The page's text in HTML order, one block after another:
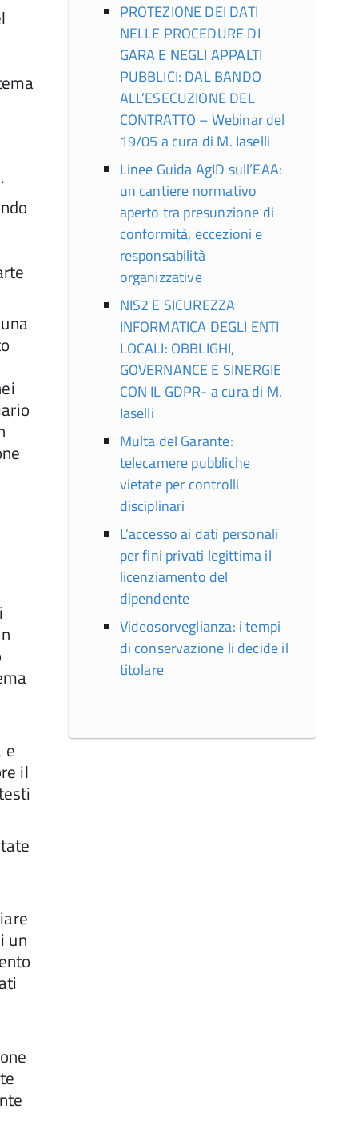
e
il
un
PROTEZIONE DEI DATI
NELLE PROCEDURE DI
GARA E NEGLI APPALTI
PUBBLICI: DAL BANDO
ALL’ESECUZIONE DEL
CONTRATTO – Webinar del
19/05 a cura di M. Iaselli
Linee Guida AgID sull’EAA:
un cantiere normativo
aperto tra presunzione di
conformità, eccezioni e
responsabilità
organizzative
NIS2 E SICUREZZA
INFORMATICA DEGLI ENTI
LOCALI: OBBLIGHI,
GOVERNANCE E SINERGIE
CON IL GDPR- a cura di M.
Iaselli
Multa del Garante:
telecamere pubbliche
vietate per controlli
disciplinari
L’accesso ai dati personali
per fini privati legittima il
licenziamento del
dipendente
Videosorveglianza: i tempi
di conservazione li decide il
titolare